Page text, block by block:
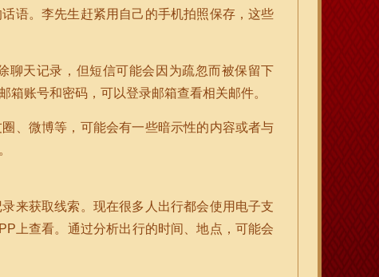
语。李先生赶紧用自己的手机拍照保存，这些
聊天记录，但短信可能会因为疏忽而被保留下
账号和密码，可以登录邮箱查看相关邮件。
、微博等，可能会有一些暗示性的内容或者与
来获取线索。现在很多人出行都会使用电子支
上查看。通过分析出行的时间、地点，可能会